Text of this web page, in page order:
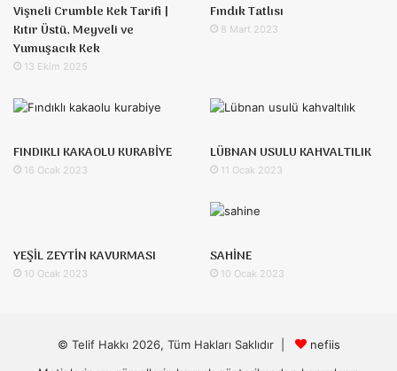
Vişneli Crumble Kek Tarifi |
Kıtır Üstü, Meyveli ve
Yumuşacık Kek
13 Ekim 2025
Fındık Tatlısı
8 Mart 2023
FINDIKLI KAKAOLU KURABİYE
16 Ocak 2023
LÜBNAN USULU KAHVALTILIK
11 Ocak 2023
YEŞİL ZEYTİN KAVURMASI
10 Ocak 2023
SAHİNE
10 Ocak 2023
© Telif Hakkı 2026, Tüm Hakları Saklıdır |
nefiis